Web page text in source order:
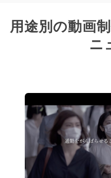
用途別の動画
ニ